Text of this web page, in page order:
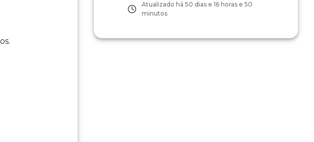
Atualizado há 50 dias e 16 horas e 50
minutos